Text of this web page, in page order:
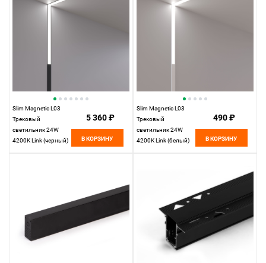
Slim Magnetic L03
Трековый
светильник 24W
4200K Link (черный)
5 360 ₽
В КОРЗИНУ
Slim Magnetic L03
Трековый
светильник 24W
4200K Link (белый)
490 ₽
В КОРЗИНУ